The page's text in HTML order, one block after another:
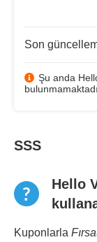
Son
Şu anda
SSS
Hello
Kuponlarla